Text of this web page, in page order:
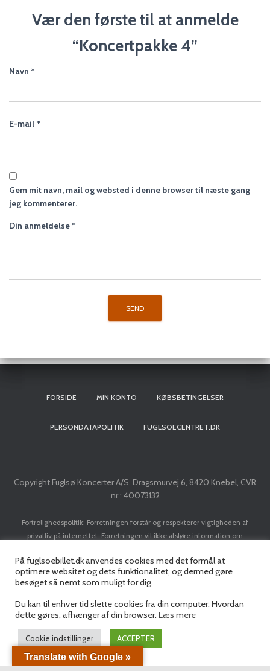
Vær den første til at anmelde
“Koncertpakke 4”
Navn *
E-mail *
Gem mit navn, mail og websted i denne browser til næste gang
jeg kommenterer.
Din anmeldelse *
FORSIDE MIN KONTO KØBSBETINGELSER
PERSONDATAPOLITIK FUGLSOECENTRET.DK
Copyright Fuglsø Koncerter A/S, Dragsmurvej 6, 8420 Knebel, CVR
nr.: 40073132
Fortrolighedspolitik: Forretningen forstår og respekterer vigtigheden af
privatliv på internettet. Forretningen vil ikke afsløre information om
implementere en transaktion. Forretningen vil ikke sælge dit navn, adresse, e-
mail adresse, kreditkort eller personlige data til nogen tredjepart uden din
forudgående tilladelse.
På fuglsoebillet.dk anvendes cookies med det formål at
optimere websitet og dets funktionalitet, og dermed gøre
besøget så nemt som muligt for dig.
Du kan til enhver tid slette cookies fra din computer. Hvordan
dette gøres, afhænger af din browser. Læs mere
Cookie indstillinger ACCEPTER
Translate with Google »